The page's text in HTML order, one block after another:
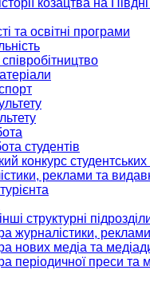
та освітні програми
студентів
конкурс
реклами та
структурні
журналістики, реклами
нових медіа та
періодичної преси та